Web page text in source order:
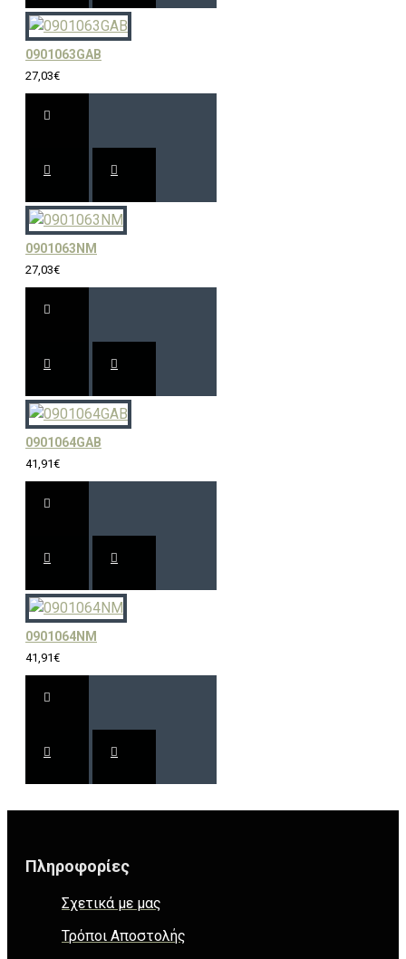
0901063GAB
27,03€
0901063NM
27,03€
0901064GAB
41,91€
0901064NM
41,91€
Πληροφορίες
Σχετικά με μας
Τρόποι Αποστολής